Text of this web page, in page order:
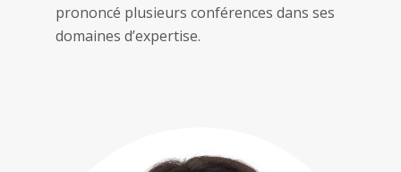
prononcé plusieurs conférences dans ses
domaines d’expertise.